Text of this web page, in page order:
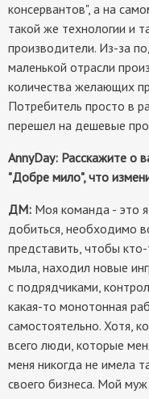
консервантов", а на
такой же технологии и
производители. Из-за
маленькой отрасли
количества желающих
Потребитель просто в
перешел на дешевые
AnnyDay: Расскажите о
"Добре мило", что
ДМ: Моя команда - это
добиться, необходимо
представить, чтобы
мыла, находил новые
с подрядчиками,
какая-то монотонная
самостоятельно. Хотя,
всего люди, которые
меня никогда не имела
своего бизнеса. Мой